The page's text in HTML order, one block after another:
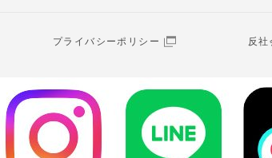
プライバシーポリシー 反社